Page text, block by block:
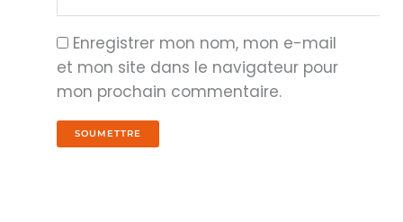
Enregistrer mon nom, mon e-mail
et mon site dans le navigateur pour
mon prochain commentaire.